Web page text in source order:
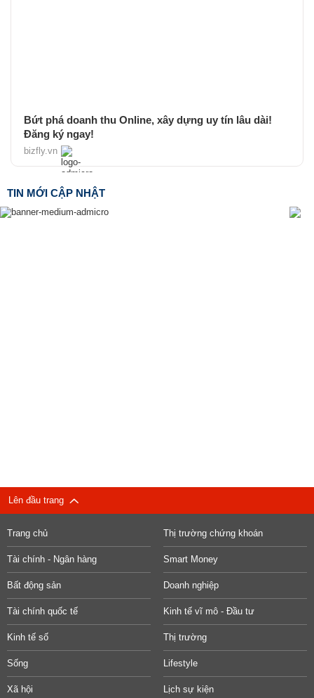
Bứt phá doanh thu Online, xây dựng uy tín lâu dài!
Đăng ký ngay!
bizfly.vn
TIN MỚI CẬP NHẬT
Lên đầu trang
Trang chủ Thị trường chứng khoán
Tài chính - Ngân hàng Smart Money
Bất động sản Doanh nghiệp
Tài chính quốc tế Kinh tế vĩ mô - Đầu tư
Kinh tế số Thị trường
Sống Lifestyle
Xã hội Lịch sự kiện